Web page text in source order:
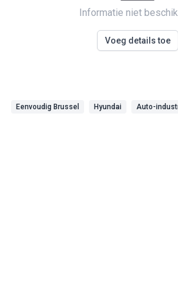
Informatie niet
Voeg details toe
Eenvoudig Brussel Hyundai Auto-